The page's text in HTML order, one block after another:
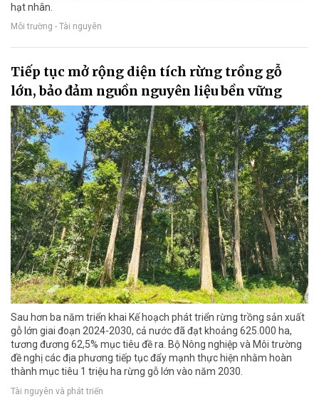
hạt nhân.
Môi trường - Tài nguyên
Tiếp tục mở rộng diện tích rừng trồng gỗ
lớn, bảo đảm nguồn nguyên liệu bền vững
Sau hơn ba năm triển khai Kế hoạch phát triển rừng trồng sản xuất
gỗ lớn giai đoạn 2024-2030, cả nước đã đạt khoảng 625.000 ha,
tương đương 62,5% mục tiêu đề ra. Bộ Nông nghiệp và Môi trường
đề nghị các địa phương tiếp tục đẩy mạnh thực hiện nhằm hoàn
thành mục tiêu 1 triệu ha rừng gỗ lớn vào năm 2030.
Tài nguyên và phát triển